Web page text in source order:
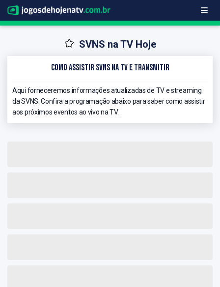
SVNS na TV Hoje
Como Assistir SVNS na TV e Transmitir
Aqui forneceremos informações atualizadas de TV e streaming
da SVNS. Confira a programação abaixo para saber como assistir
aos próximos eventos ao vivo na TV.